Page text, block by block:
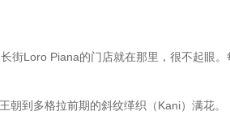
街Loro Piana的门店就在那里，很不起眼
到多格拉前期的斜纹缂织（Kani）满花。